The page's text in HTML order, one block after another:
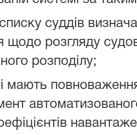
суддів
щодо розгляду
розподілу;
мають